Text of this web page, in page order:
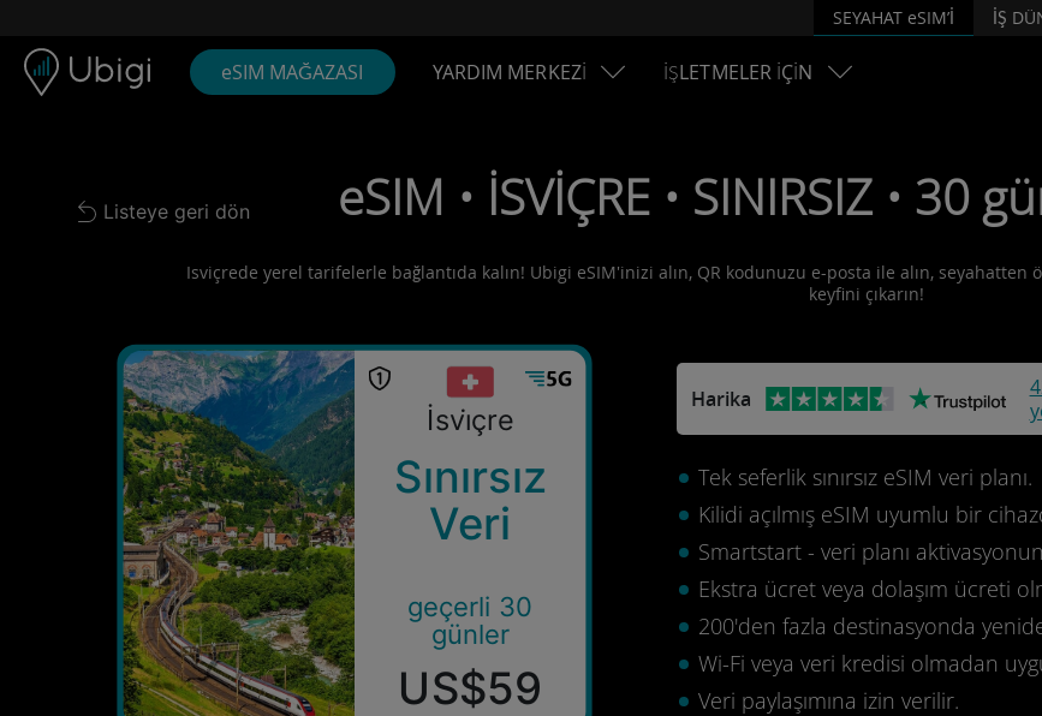
SEYAHAT eSIM’İ İŞ
eSIM MAĞAZASI YARDIM MERKEZİ İŞLETMELER İÇİN
Back to list
Listeye geri dön eSIM • İSVİÇRE • SINIRSIZ • 30
Isviçrede yerel tarifelerle bağlantıda kalın! Ubigi eSIM'inizi alın, QR kodunuzu e-posta ile alın,
keyfini çıkarın!
İsvi̇çre
Sınırsız
Veri
geçerli 30
günler
US$59
Harika
Tek seferlik sınırsız eSIM veri planı.
Kilidi açılmış eSIM uyumlu bir
Smartstart - veri planı
Ekstra ücret veya dolaşım ücreti
200'den fazla destinasyonda
Wi-Fi veya veri kredisi olmadan
Veri paylaşımına izin verilir.